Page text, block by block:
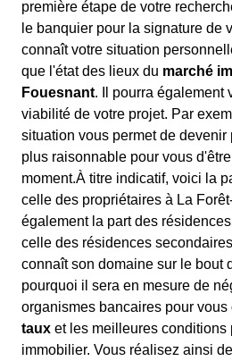
première étape de votre
le banquier pour la signature de
connaît votre situation
que l'état des lieux du marché
Fouesnant. Il pourra également
viabilité de votre projet. Par
situation vous permet de
plus raisonnable pour vous
moment.À titre indicatif, voici la
celle des propriétaires à La
également la part des
celle des résidences
connaît son domaine sur le bout
pourquoi il sera en mesure de
organismes bancaires pour vous
taux et les meilleures conditions
immobilier. Vous réalisez ainsi